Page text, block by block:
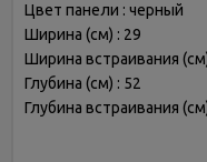
Цвет панели : черный
Ширина (см) : 29
Ширина встраивания
Глубина (см) : 52
Глубина встраивания